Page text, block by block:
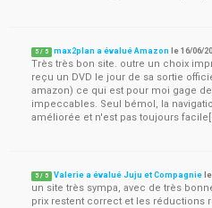
5 / 5 max2plan a évalué Amazon le16/06/
Très très bon site. outre un choix
reçu un DVD le jour de sa sortie
amazon) ce qui est pour moi gage
impeccables. Seul bémol, la
améliorée et n'est pas toujours
5 / 5 Valerie a évalué Juju et Compagnie
un site très sympa, avec de très
prix restent correct et les réductions